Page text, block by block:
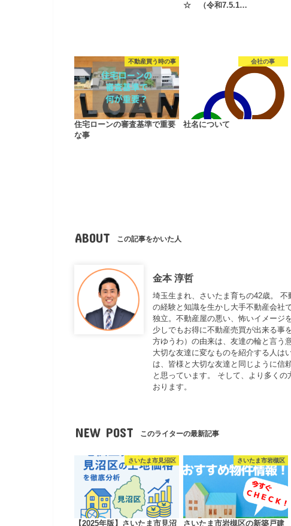
☆ （令和7.5.1…
不動産買う時の事
住宅ローンの審査基準で重要
な事
会社の事
社名について
ABOUT この記事をかいた人
金本 淳哲
埼玉生まれ、さいたま育ちの42歳。
の経験と知識を生かし大手不動産会社
独立。不動産屋の悪い、怖いイメージ
少しでもお得に不動産売買が出来る事
方ゆうわ）の由来は、友達の輪と言う
大切な友達に変なものを紹介する人は
は、皆様と大切な友達と同じように信
と思っています。 そして、より多く
おります。
NEW POST このライターの最新記事
さいたま市見沼区
【2025年版】さいたま市見沼
さいたま市岩槻区
さいたま市岩槻区の新築戸建